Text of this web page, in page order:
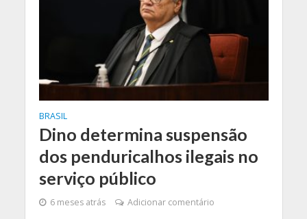
BRASIL
Dino determina suspensão
dos penduricalhos ilegais no
serviço público
6 meses atrás Adicionar comentário